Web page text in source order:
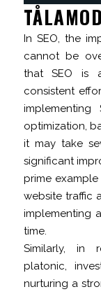
In SEO, the
cannot be
that SEO is
consistent
optimization,
it may take
significant
prime
website traffic
implementing
time.
Similarly, in
platonic,
nurturing a